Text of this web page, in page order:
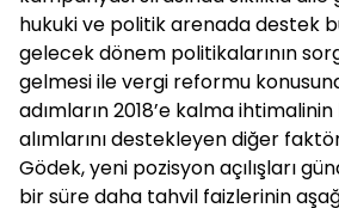
hukuki ve politik arenada destek
gelecek dönem politikalarının
gelmesi ile vergi reformu
adımların 2018’e kalma
alımlarını destekleyen diğer
Gödek, yeni pozisyon açılışları
bir süre daha tahvil faizlerinin